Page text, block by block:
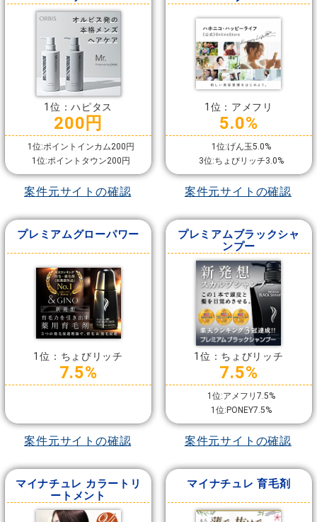
1位：ハピタス
200円
1位:ポイントインカム200円
1位:ポイントタウン200円
案件元サイトの確認
1位：アメフリ
5.0%
1位:げん玉5.0%
3位:ちょびリッチ3.0%
案件元サイトの確認
プレミアムグローパワー
1位：ちょびリッチ
7.5%
案件元サイトの確認
プレミアムブラックシャ
ンプー
1位：ちょびリッチ
7.5%
1位:アメフリ7.5%
1位:PONEY7.5%
案件元サイトの確認
マイナチュレ カラートリ
ートメント
マイナチュレ 育毛剤